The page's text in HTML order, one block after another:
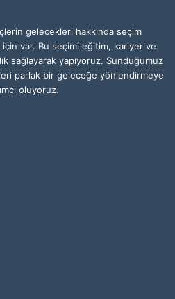
gelecekleri hakkında seçim
için var. Bu seçimi eğitim, kariyer ve
sağlayarak yapıyoruz. Sunduğumuz
parlak bir geleceğe yönlendirmeye
oluyoruz.